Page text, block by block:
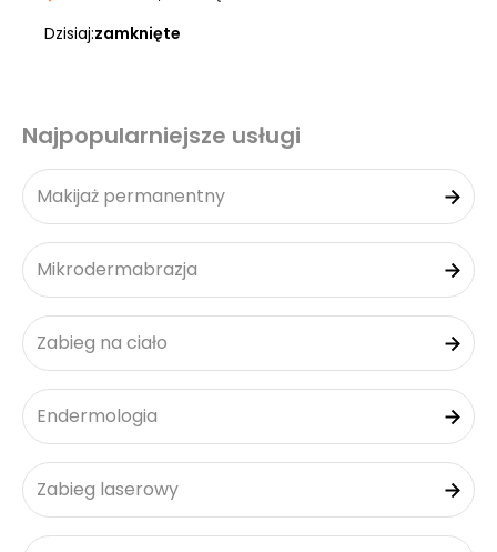
Dzisiaj:zamknięte
Najpopularniejsze usługi
Makijaż permanentny
Mikrodermabrazja
Zabieg na ciało
Endermologia
Zabieg laserowy